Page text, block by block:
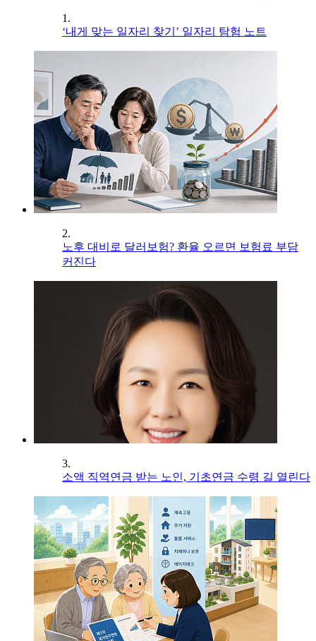
1.
‘내게 맞는 일자리 찾기’ 일자리 탐험 노트
2.
노후 대비로 달러보험? 환율 오르면 보험료 부담
커진다
3.
소액 직역연금 받는 노인, 기초연금 수령 길 열린다